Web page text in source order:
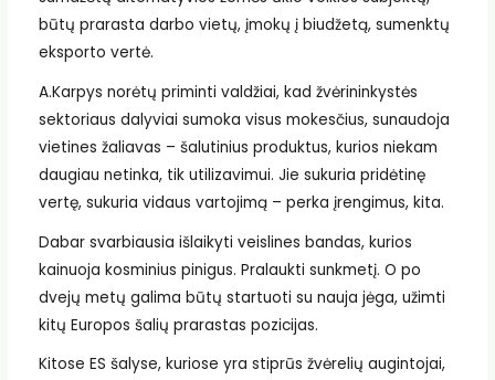
būtų prarasta darbo vietų, įmokų į biudžetą, sumenktų
eksporto vertė.
A.Karpys norėtų priminti valdžiai, kad žvėrininkystės
sektoriaus dalyviai sumoka visus mokesčius, sunaudoja
vietines žaliavas – šalutinius produktus, kurios niekam
daugiau netinka, tik utilizavimui. Jie sukuria pridėtinę
vertę, sukuria vidaus vartojimą – perka įrengimus, kita.
Dabar svarbiausia išlaikyti veislines bandas, kurios
kainuoja kosminius pinigus. Pralaukti sunkmetį. O po
dvejų metų galima būtų startuoti su nauja jėga, užimti
kitų Europos šalių prarastas pozicijas.
Kitose ES šalyse, kuriose yra stiprūs žvėrelių augintojai,